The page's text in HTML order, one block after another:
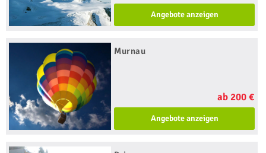
Angebote anzeigen
Murnau
ab 200 €
Angebote anzeigen